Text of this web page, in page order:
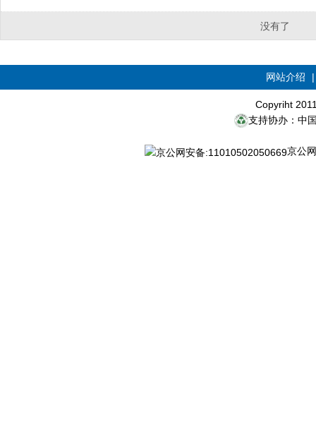
没有了
网站介绍
Copyriht
支持协办：中
京公